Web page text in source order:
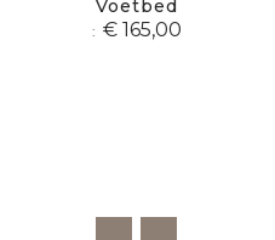
Voetbed
€ 165,00